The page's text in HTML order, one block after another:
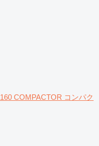
COMPACTOR コンパク